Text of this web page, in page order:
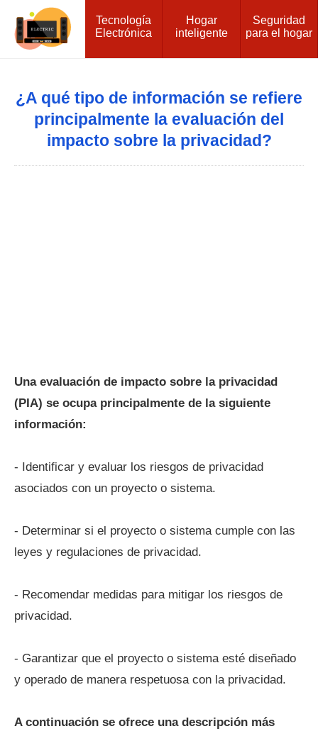
Tecnología
Electrónica
Hogar
inteligente
Seguridad
para el hogar
¿A qué tipo de información se refiere
principalmente la evaluación del
impacto sobre la privacidad?
Una evaluación de impacto sobre la privacidad
(PIA) se ocupa principalmente de la siguiente
información:
- Identificar y evaluar los riesgos de privacidad
asociados con un proyecto o sistema.
- Determinar si el proyecto o sistema cumple con las
leyes y regulaciones de privacidad.
- Recomendar medidas para mitigar los riesgos de
privacidad.
- Garantizar que el proyecto o sistema esté diseñado
y operado de manera respetuosa con la privacidad.
A continuación se ofrece una descripción más